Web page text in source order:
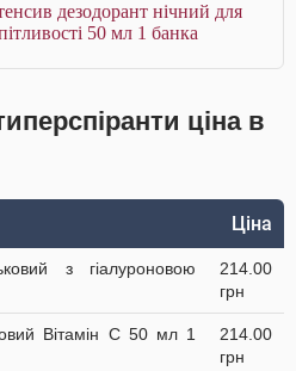
дезодорант нічний для
50 мл 1 банка
ціна в
Ціна
з гіалуроновою
214.00
грн
Вітамін С 50 мл 1
214.00
грн